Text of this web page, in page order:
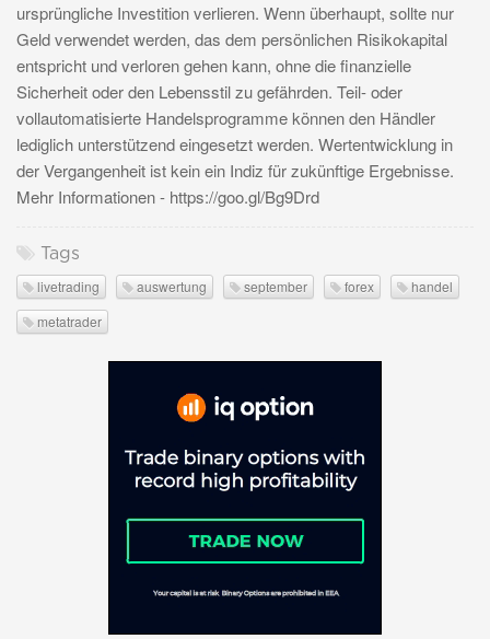
ursprüngliche Investition verlieren. Wenn überhaupt, sollte nur
Geld verwendet werden, das dem persönlichen Risikokapital
entspricht und verloren gehen kann, ohne die finanzielle
Sicherheit oder den Lebensstil zu gefährden. Teil- oder
vollautomatisierte Handelsprogramme können den Händler
lediglich unterstützend eingesetzt werden. Wertentwicklung in
der Vergangenheit ist kein ein Indiz für zukünftige Ergebnisse.
Mehr Informationen - https://goo.gl/Bg9Drd
Tags
livetrading auswertung september forex
handel
metatrader